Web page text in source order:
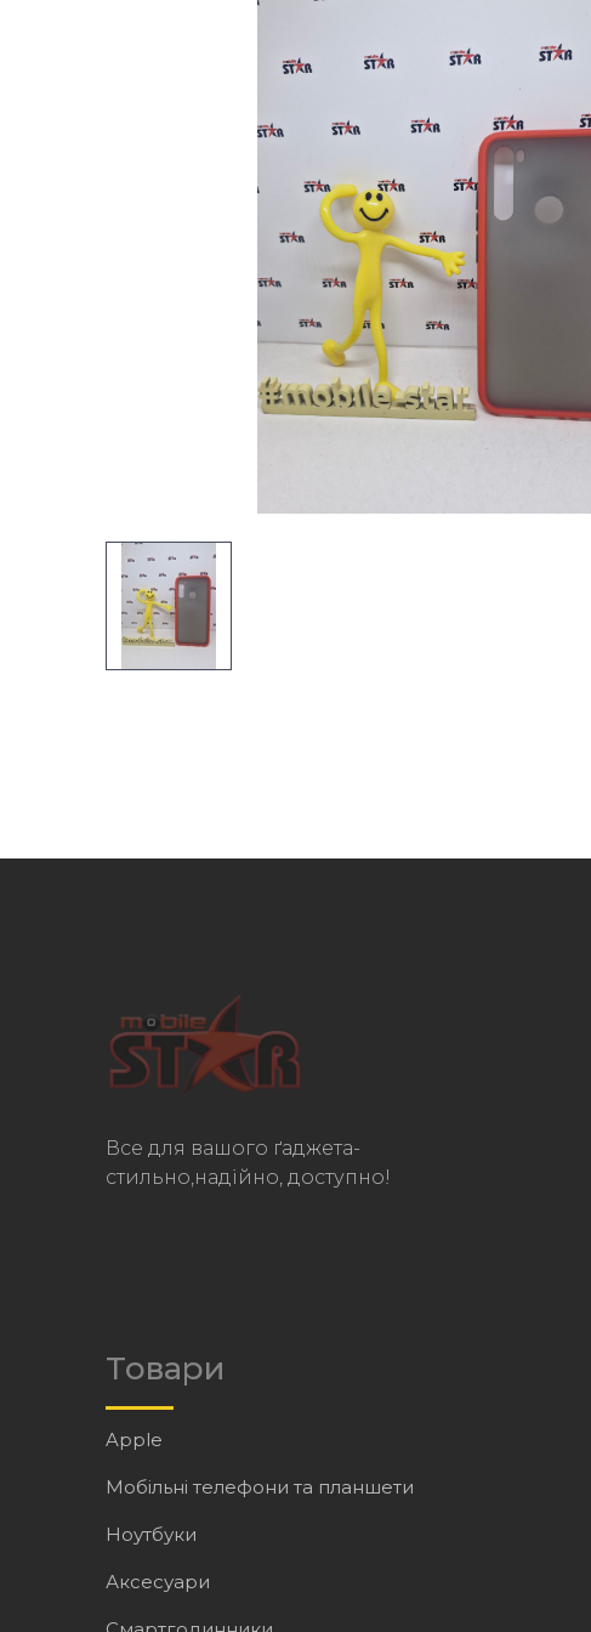
Все для вашого ґаджета-
стильно,надійно, доступно!
Товари
Apple
Мобільні телефони та планшети
Ноутбуки
Аксесуари